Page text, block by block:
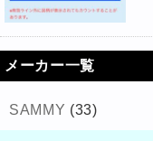
メーカー一覧
SAMMY (33)